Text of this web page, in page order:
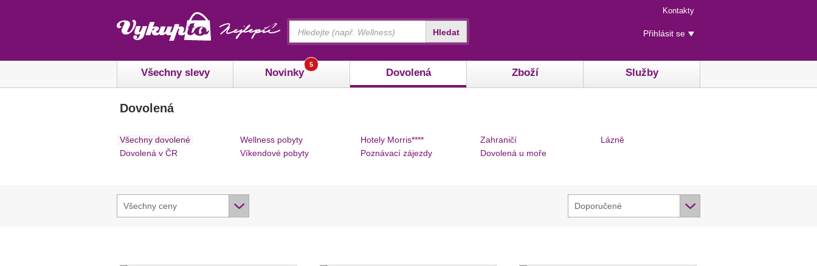
Menu
rychlého
přístupu
Kontakty
Uživatelské
menu
Přihlásit se
Všechny slevy Novinky
5
Dovolená Zboží Služby
Hledat
Dovolená
Všechny dovolené
Dovolená v ČR
Wellness pobyty
Víkendové pobyty
Hotely Morris****
Poznávací zájezdy
Zahraničí
Dovolená u moře
Lázně
Všechny ceny Doporučené